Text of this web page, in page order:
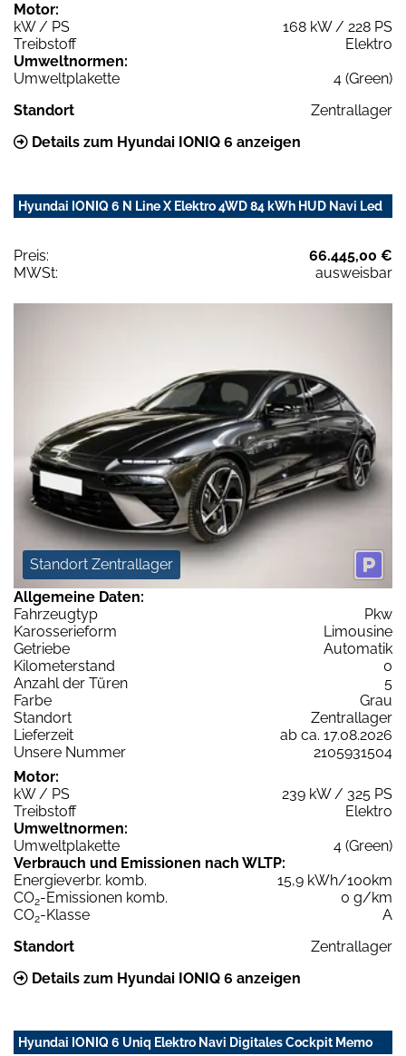
Motor:
kW / PS
168 kW / 228 PS
Treibstoff
Elektro
Umweltnormen:
Umweltplakette
4 (Green)
Standort
Zentrallager
Details zum Hyundai IONIQ 6 anzeigen
Hyundai IONIQ 6 N Line X Elektro 4WD 84 kWh HUD Navi Led
Preis:
66.445,00 €
MWSt:
ausweisbar
Standort Zentrallager
Allgemeine Daten:
Fahrzeugtyp
Pkw
Karosserieform
Limousine
Getriebe
Automatik
Kilometerstand
0
Anzahl der Türen
5
Farbe
Grau
Standort
Zentrallager
Lieferzeit
ab ca. 17.08.2026
Unsere Nummer
2105931504
Motor:
kW / PS
239 kW / 325 PS
Treibstoff
Elektro
Umweltnormen:
Umweltplakette
4 (Green)
Verbrauch und Emissionen nach WLTP:
Energieverbr. komb.
15,9 kWh/100km
CO2-Emissionen komb.
0 g/km
CO2-Klasse
A
Standort
Zentrallager
Details zum Hyundai IONIQ 6 anzeigen
Hyundai IONIQ 6 Uniq Elektro Navi Digitales Cockpit Memo